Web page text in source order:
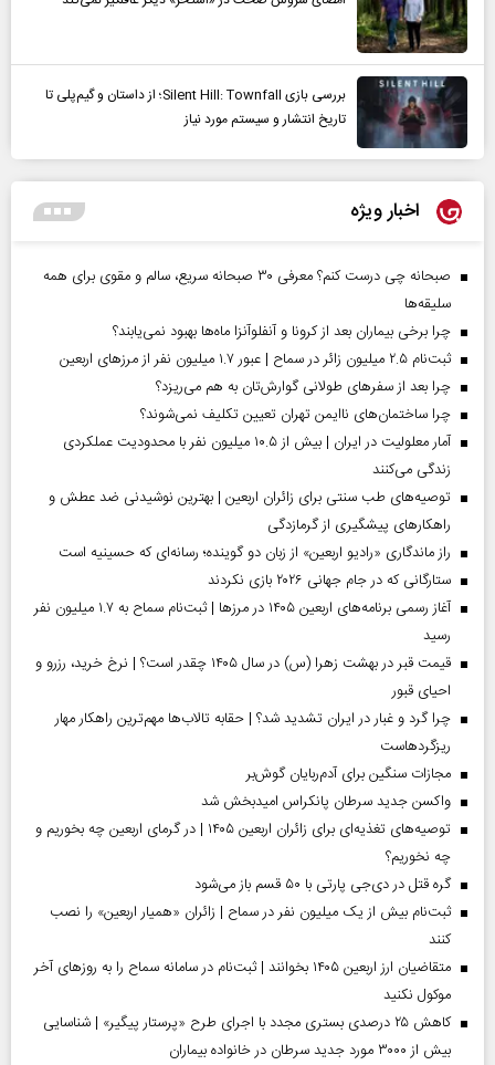
بررسی بازی Silent Hill: Townfall؛ از داستان و گیم‌پلی تا
تاریخ انتشار و سیستم مورد نیاز
اخبار ویژه
صبحانه چی درست کنم؟ معرفی ۳۰ صبحانه سریع، سالم و مقوی برای همه
سلیقه‌ها
چرا برخی بیماران بعد از کرونا و آنفلوآنزا ماه‌ها بهبود نمی‌یابند؟
ثبت‌نام ۲.۵ میلیون زائر در سماح | عبور ۱.۷ میلیون نفر از مرز‌های اربعین
چرا بعد از سفرهای طولانی گوارش‌تان به هم می‌ریزد؟
چرا ساختمان‌های ناایمن تهران تعیین تکلیف نمی‌شوند؟
آمار معلولیت در ایران | بیش از ۱۰.۵ میلیون نفر با محدودیت عملکردی
زندگی می‌کنند
توصیه‌های طب سنتی برای زائران اربعین | بهترین نوشیدنی ضد عطش و
راهکارهای پیشگیری از گرمازدگی
راز ماندگاری «رادیو اربعین» از زبان دو گوینده؛ رسانه‌ای که حسینیه است
ستارگانی که در جام جهانی ۲۰۲۶ بازی نکردند
آغاز رسمی برنامه‌های اربعین ۱۴۰۵ در مرز‌ها | ثبت‌نام سماح به ۱.۷ میلیون نفر
رسید
قیمت قبر در بهشت زهرا (س) در سال ۱۴۰۵ چقدر است؟ | نرخ خرید، رزرو و
احیای قبور
چرا گرد و غبار در ایران تشدید شد؟ | حقابه تالاب‌ها مهم‌ترین راهکار مهار
ریزگردهاست
مجازات سنگین برای آدم‌ربایان گوش‌بر
واکسن جدید سرطان پانکراس امیدبخش شد
توصیه‌های تغذیه‌ای برای زائران اربعین ۱۴۰۵ | در گرمای اربعین چه بخوریم و
چه نخوریم؟
گره قتل در دی‌جی پارتی با ۵۰ قسم باز می‌شود
ثبت‌نام بیش از یک میلیون نفر در سماح | زائران «همیار اربعین» را نصب
کنند
متقاضیان ارز اربعین ۱۴۰۵ بخوانند | ثبت‌نام در سامانه سماح را به روز‌های آخر
موکول نکنید
کاهش ۲۵ درصدی بستری مجدد با اجرای طرح «پرستار پیگیر» | شناسایی
بیش از ۳۰۰۰ مورد جدید سرطان در خانواده بیماران